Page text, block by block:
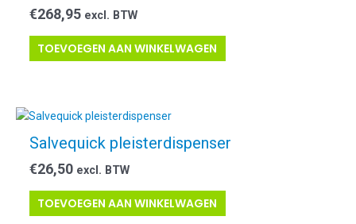
€268,95 excl. BTW
TOEVOEGEN AAN WINKELWAGEN
Salvequick pleisterdispenser
€26,50 excl. BTW
TOEVOEGEN AAN WINKELWAGEN